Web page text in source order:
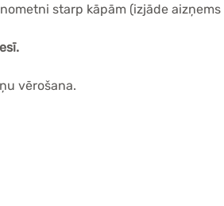
starp kāpām (izjāde aizņems
vērošana.